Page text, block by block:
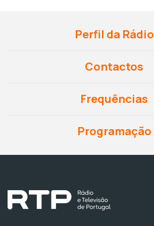
Perfil da Rádio
Contactos
Frequências
Programação